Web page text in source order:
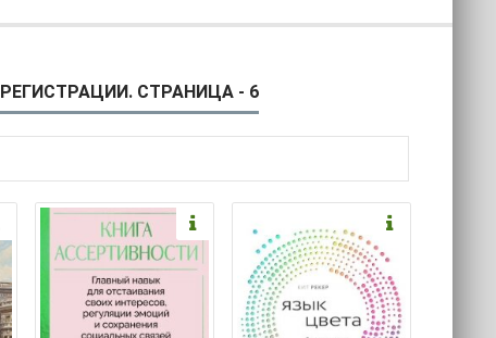
СТРАНИЦА - 6